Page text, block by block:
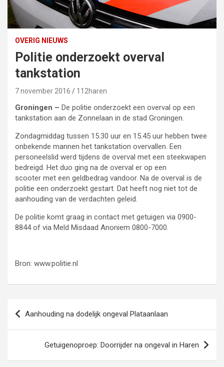
OVERIG NIEUWS
Politie onderzoekt overval
tankstation
7 november 2016 112haren
Groningen – De politie onderzoekt een overval op een
tankstation aan de Zonnelaan in de stad Groningen.
Zondagmiddag tussen 15.30 uur en 15.45 uur hebben twee
onbekende mannen het tankstation overvallen. Een
personeelslid werd tijdens de overval met een steekwapen
bedreigd. Het duo ging na de overval er op een
scooter met een geldbedrag vandoor. Na de overval is de
politie een onderzoekt gestart. Dat heeft nog niet tot de
aanhouding van de verdachten geleid.
De politie komt graag in contact met getuigen via 0900-
8844 of via Meld Misdaad Anoniem 0800-7000.
Bron: www.politie.nl
Bericht
navigatie
Aanhouding na dodelijk ongeval Plataanlaan
Getuigenoproep: Doorrijder na ongeval in Haren